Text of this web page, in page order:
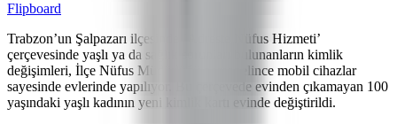
Flipboard
Trabzon’un Şalpazarı ilçesinde ’Adreste Nüfus Hizmeti’
çerçevesinde yaşlı ya da sağlık sorunları bulunanların kimlik
değişimleri, İlçe Nüfus Müdürlüğü personelince mobil cihazlar
sayesinde evlerinde yapılıyor. Bu çerçevede evinden çıkamayan 100
yaşındaki yaşlı kadının yeni kimlik kartı evinde değiştirildi.